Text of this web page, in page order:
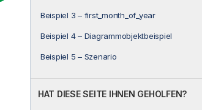
Beispiel 3 – first_month_of_year
Beispiel 4 – Diagrammobjektbeispiel
Beispiel 5 – Szenario
HAT DIESE SEITE IHNEN GEHOLFEN?